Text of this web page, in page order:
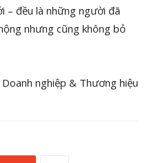
– đều là những người đã
nhưng cũng không bỏ
nghiệp & Thương hiệu